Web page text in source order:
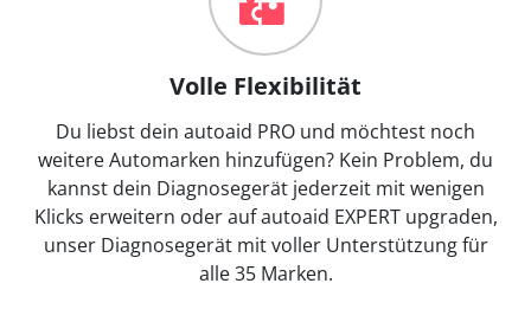
Volle Flexibilität
Du liebst dein autoaid PRO und möchtest noch
weitere Automarken hinzufügen? Kein Problem, du
kannst dein Diagnosegerät jederzeit mit wenigen
Klicks erweitern oder auf autoaid EXPERT upgraden,
unser Diagnosegerät mit voller Unterstützung für
alle 35 Marken.